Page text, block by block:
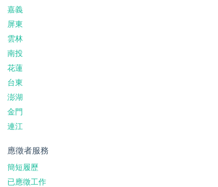
嘉義
屏東
雲林
南投
花蓮
台東
澎湖
金門
連江
應徵者服務
簡短履歷
已應徵工作